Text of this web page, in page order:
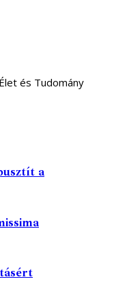
és Tudomány
a